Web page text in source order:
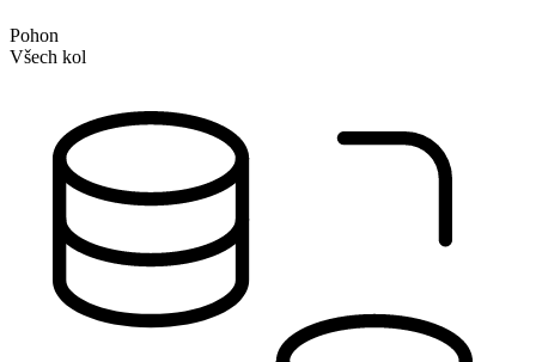
Pohon
Všech kol